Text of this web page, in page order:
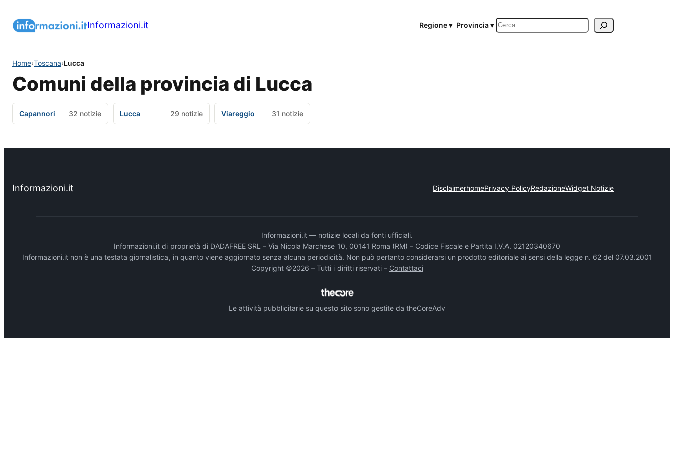
Informazioni.it Regione ▾ Provincia ▾ Cerca
Home›Toscana›Lucca
Comuni della provincia di Lucca
Capannori 32 notizie Lucca 29 notizie Viareggio 31 notizie
Informazioni.it DisclaimerhomePrivacy PolicyRedazioneWidget Notizie
Informazioni.it — notizie locali da fonti ufficiali.
Informazioni.it di proprietà di DADAFREE SRL – Via Nicola Marchese 10, 00141 Roma (RM) – Codice Fiscale e Partita I.V.A. 02120340670
Informazioni.it non è una testata giornalistica, in quanto viene aggiornato senza alcuna periodicità. Non può pertanto considerarsi un prodotto editoriale ai sensi della legge n. 62 del 07.03.2001
Copyright ©2026 – Tutti i diritti riservati – Contattaci
Le attività pubblicitarie su questo sito sono gestite da theCoreAdv